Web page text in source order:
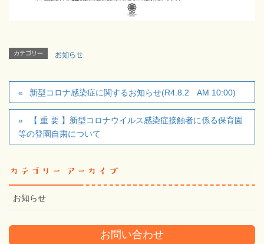
カテゴリー お知らせ
新型コロナ感染症に関するお知らせ(R4.8.2 AM 10:00)
【 重 要 】新型コロナウイルス感染症接触者に係る保育園
等の登園自粛について
カテゴリー アーカイブ
お知らせ
お問い合わせ